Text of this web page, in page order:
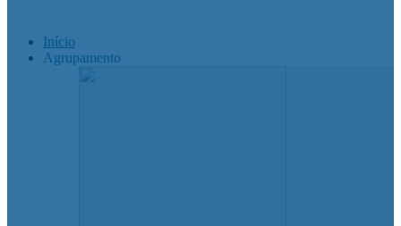
Início
Agrupamento